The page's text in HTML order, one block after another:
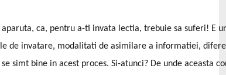
ca, pentru a-ti invata lectia, trebuie sa suferi! E
de invatare, modalitati de asimilare a informatiei,
simt bine in acest proces. Si-atunci? De unde aceasta